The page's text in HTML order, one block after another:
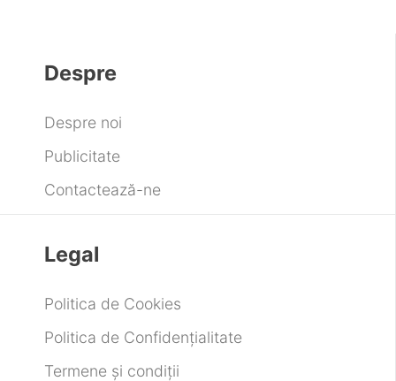
Despre
Despre noi
Publicitate
Contactează-ne
Legal
Politica de Cookies
Politica de Confidențialitate
Termene și condiții